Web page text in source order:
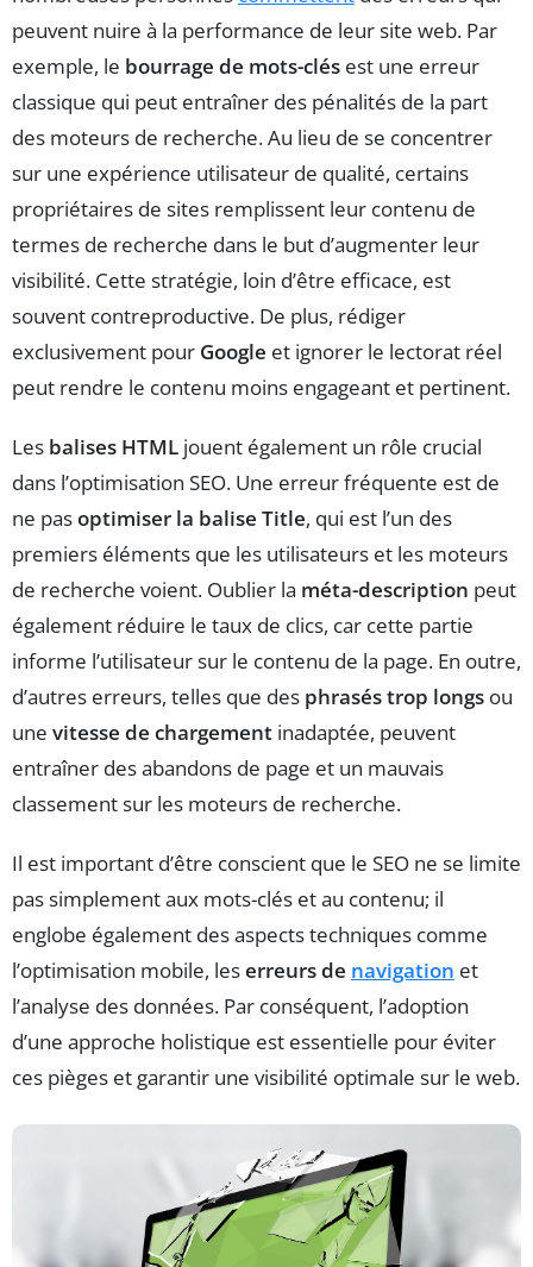
peuvent nuire à la performance de leur site web. Par
exemple, le bourrage de mots-clés est une erreur
classique qui peut entraîner des pénalités de la part
des moteurs de recherche. Au lieu de se concentrer
sur une expérience utilisateur de qualité, certains
propriétaires de sites remplissent leur contenu de
termes de recherche dans le but d’augmenter leur
visibilité. Cette stratégie, loin d’être efficace, est
souvent contreproductive. De plus, rédiger
exclusivement pour Google et ignorer le lectorat réel
peut rendre le contenu moins engageant et pertinent.
Les balises HTML jouent également un rôle crucial
dans l’optimisation SEO. Une erreur fréquente est de
ne pasoptimiser la balise Title, qui est l’un des
premiers éléments que les utilisateurs et les moteurs
de recherche voient. Oublier la méta-description peut
également réduire le taux de clics, car cette partie
informe l’utilisateur sur le contenu de la page. En outre,
d’autres erreurs, telles que des phrasés trop longs ou
une vitesse de chargement inadaptée, peuvent
entraîner des abandons de page et un mauvais
classement sur les moteurs de recherche.
Il est important d’être conscient que le SEO ne se limite
pas simplement aux mots-clés et au contenu; il
englobe également des aspects techniques comme
l’optimisation mobile, leserreurs de navigation et
l’analyse des données. Par conséquent, l’adoption
d’une approche holistique est essentielle pour éviter
ces pièges et garantir une visibilité optimale sur le web.